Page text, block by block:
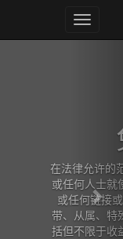
Toggle
,不承担用户
提供的信息
、间接、附
害赔偿（包
失去的业务、